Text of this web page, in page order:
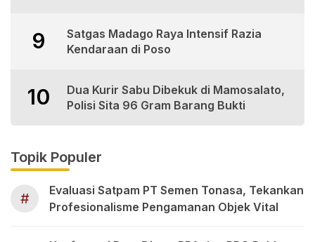
9
Satgas Madago Raya Intensif Razia
Kendaraan di Poso
10
Dua Kurir Sabu Dibekuk di Mamosalato,
Polisi Sita 96 Gram Barang Bukti
Topik Populer
#
Evaluasi Satpam PT Semen Tonasa, Tekankan
Profesionalisme Pengamanan Objek Vital